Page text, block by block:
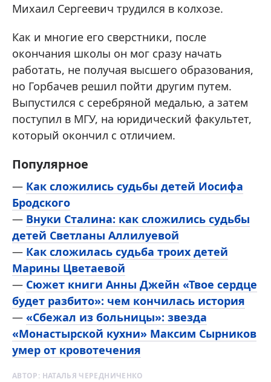
Михаил Сергеевич трудился в колхозе.
Как и многие его сверстники, после
окончания школы он мог сразу начать
работать, не получая высшего образования,
но Горбачев решил пойти другим путем.
Выпустился с серебряной медалью, а затем
поступил в МГУ, на юридический факультет,
который окончил с отличием.
Популярное
— Как сложились судьбы детей Иосифа
Бродского
— Внуки Сталина: как сложились судьбы
детей Светланы Аллилуевой
— Как сложилась судьба троих детей
Марины Цветаевой
— Сюжет книги Анны Джейн «Твое сердце
будет разбито»: чем кончилась история
— «Сбежал из больницы»: звезда
«Монастырской кухни» Максим Сырников
умер от кровотечения
АВТОР: НАТАЛЬЯ ЧЕРЕДНИЧЕНКО